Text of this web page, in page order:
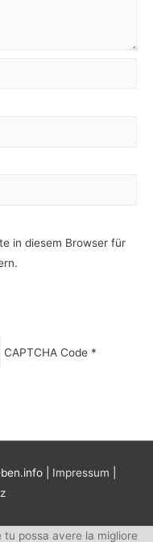
in diesem Browser für
CAPTCHA Code*
Impressum
possa avere la migliore